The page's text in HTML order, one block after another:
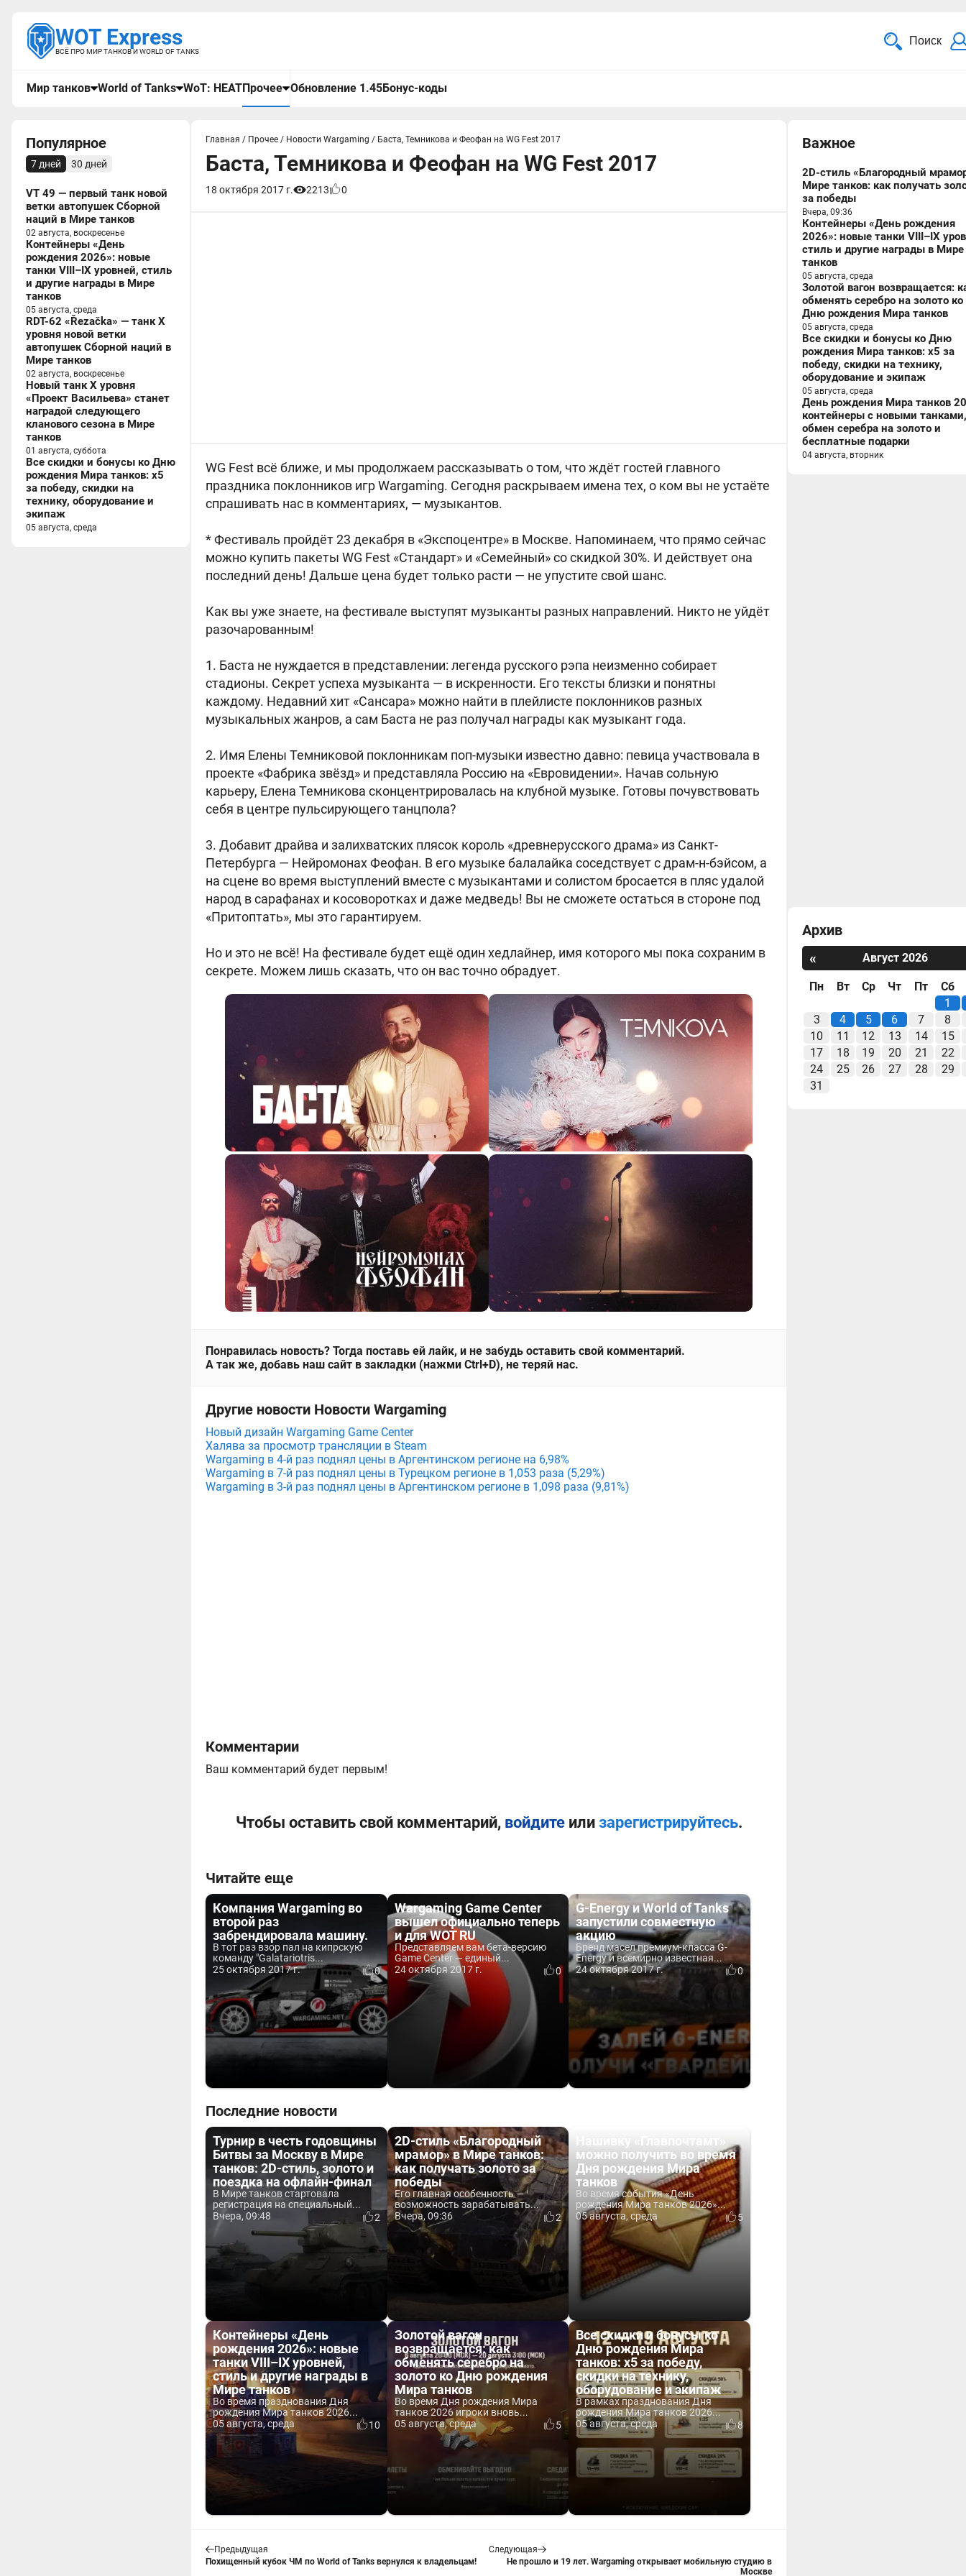
WOT Express
ВСЁ ПРО МИР ТАНКОВ И WORLD OF TANKS
Поиск
Мир танков World of Tanks WoT: HEATПрочее Обновление 1.45Бонус-коды
Популярное
7 дней 30 дней
VT 49 — первый танк новой
ветки автопушек Сборной
наций в Мире танков
02 августа, воскресенье
Контейнеры «День
рождения 2026»: новые
танки VIII–IX уровней, стиль
и другие награды в Мире
танков
05 августа, среда
RDT-62 «Řezačka» — танк X
уровня новой ветки
автопушек Сборной наций в
Мире танков
02 августа, воскресенье
Новый танк X уровня
«Проект Васильева» станет
наградой следующего
кланового сезона в Мире
танков
01 августа, суббота
Все скидки и бонусы ко Дню
рождения Мира танков: x5
за победу, скидки на
технику, оборудование и
экипаж
05 августа, среда
Главная / Прочее / Новости Wargaming / Баста, Темникова и Феофан на WG Fest 2017
Баста, Темникова и Феофан на WG Fest 2017
18 октября 2017 г. 2213 0
WG Fest всё ближе, и мы продолжаем рассказывать о том, что ждёт гостей главного
праздника поклонников игр Wargaming. Сегодня раскрываем имена тех, о ком вы не устаёте
спрашивать нас в комментариях, — музыкантов.
* Фестиваль пройдёт 23 декабря в «Экспоцентре» в Москве. Напоминаем, что прямо сейчас
можно купить пакеты WG Fest «Стандарт» и «Семейный» со скидкой 30%. И действует она
последний день! Дальше цена будет только расти — не упустите свой шанс.
Как вы уже знаете, на фестивале выступят музыканты разных направлений. Никто не уйдёт
разочарованным!
1. Баста не нуждается в представлении: легенда русского рэпа неизменно собирает
стадионы. Секрет успеха музыканта — в искренности. Его тексты близки и понятны
каждому. Недавний хит «Сансара» можно найти в плейлисте поклонников разных
музыкальных жанров, а сам Баста не раз получал награды как музыкант года.
2. Имя Елены Темниковой поклонникам поп-музыки известно давно: певица участвовала в
проекте «Фабрика звёзд» и представляла Россию на «Евровидении». Начав сольную
карьеру, Елена Темникова сконцентрировалась на клубной музыке. Готовы почувствовать
себя в центре пульсирующего танцпола?
3. Добавит драйва и залихватских плясок король «древнерусского драма» из Санкт-
Петербурга — Нейромонах Феофан. В его музыке балалайка соседствует с драм-н-бэйсом, а
на сцене во время выступлений вместе с музыкантами и солистом бросается в пляс удалой
народ в сарафанах и косоворотках и даже медведь! Вы не сможете остаться в стороне под
«Притоптать», мы это гарантируем.
Но и это не всё! На фестивале будет ещё один хедлайнер, имя которого мы пока сохраним в
секрете. Можем лишь сказать, что он вас точно обрадует.
Понравилась новость? Тогда поставь ей лайк, и не забудь оставить свой комментарий.
А так же, добавь наш сайт в закладки (нажми Ctrl+D), не теряй нас.
Другие новости Новости Wargaming
Новый дизайн Wargaming Game Center
Халява за просмотр трансляции в Steam
Wargaming в 4-й раз поднял цены в Аргентинском регионе на 6,98%
Wargaming в 7-й раз поднял цены в Турецком регионе в 1,053 раза (5,29%)
Wargaming в 3-й раз поднял цены в Аргентинском регионе в 1,098 раза (9,81%)
Комментарии
Ваш комментарий будет первым!
Чтобы оставить свой комментарий, войдитеили зарегистрируйтесь.
Читайте еще
Компания Wargaming во
второй раз
забрендировала машину.
В тот раз взор пал на кипрскую
команду "Galatariotris...
25 октября 2017 г.
0
Wargaming Game Center
вышел официально теперь
и для WOT RU
Представляем вам бета-версию
Game Center — единый...
24 октября 2017 г.
0
G-Energy и World of Tanks
запустили совместную
акцию
Бренд масел премиум-класса G-
Energy и всемирно известная...
24 октября 2017 г.
0
Последние новости
Турнир в честь годовщины
Битвы за Москву в Мире
танков: 2D-стиль, золото и
поездка на офлайн-финал
В Мире танков стартовала
регистрация на специальный...
Вчера, 09:48
2
2D-стиль «Благородный
мрамор» в Мире танков:
как получать золото за
победы
Его главная особенность —
возможность зарабатывать...
Вчера, 09:36
2
Нашивку «Главпочтамт»
можно получить во время
Дня рождения Мира
танков
Во время события «День
рождения Мира танков 2026»...
05 августа, среда
5
Контейнеры «День
рождения 2026»: новые
танки VIII–IX уровней,
стиль и другие награды в
Мире танков
Во время празднования Дня
рождения Мира танков 2026...
05 августа, среда
10
Золотой вагон
возвращается: как
обменять серебро на
золото ко Дню рождения
Мира танков
Во время Дня рождения Мира
танков 2026 игроки вновь...
05 августа, среда
5
Все скидки и бонусы ко
Дню рождения Мира
танков: x5 за победу,
скидки на технику,
оборудование и экипаж
В рамках празднования Дня
рождения Мира танков 2026...
05 августа, среда
8
Предыдущая
Похищенный кубок ЧМ по World of Tanks вернулся к владельцам!
Следующая
Не прошло и 19 лет. Wargaming открывает мобильную студию в
Москве
Важное
2D-стиль «Благородный
Мире танков: как получать
за победы
Вчера, 09:36
Контейнеры «День рождения
2026»: новые танки VIII–IX
стиль и другие награды в Мире
танков
05 августа, среда
Золотой вагон возвращается:
обменять серебро на золото ко
Дню рождения Мира танков
05 августа, среда
Все скидки и бонусы ко Дню
рождения Мира танков: x5 за
победу, скидки на технику,
оборудование и экипаж
05 августа, среда
День рождения Мира танков
контейнеры с новыми танками,
обмен серебра на золото и
бесплатные подарки
04 августа, вторник
Архив
«
Август 2026
Пн Вт Ср Чт Пт
Сб
1
3
4 5 6 7
8
10
11 12 13 14
15
17
18 19 20 21
22
24
25 26 27 28
29
31